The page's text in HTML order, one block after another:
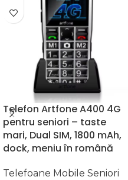
Telefon Artfone A400 4G
pentru seniori – taste
mari, Dual SIM, 1800 mAh,
dock, meniu în română
Telefoane Mobile Seniori